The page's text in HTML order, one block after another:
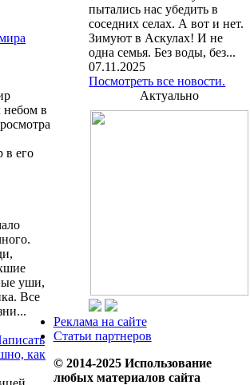
небом в
в его
уши,
Все
как
пытались нас убедить в
соседних селах. А вот и нет.
Зимуют в Аскулах! И не
одна семья. Без воды, без...
07.11.2025
Посмотреть все новости.
Актуально
Реклама на сайте
Статьи партнеров
© 2014-2025 Использование
любых материалов сайта